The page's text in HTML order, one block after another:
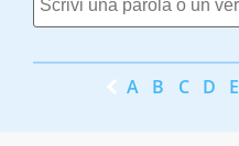
A B C D E